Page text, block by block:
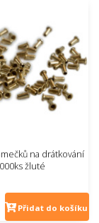
na drátkování
žluté
Přidat do košíku